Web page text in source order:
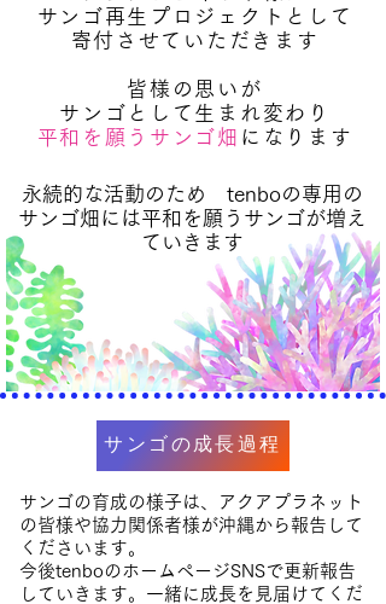
サンゴ再生プロジェクトとして
寄付させていただきます
皆様の思いが
サンゴとして生まれ変わり
平和を願うサンゴ畑 になります
永続的な活動のため tenboの専用の
サンゴ畑には平和を願うサンゴが増え
ていきます
サンゴの成長過程
サンゴの育成の様子は、アクアプラネット
の皆様や協力関係者様が沖縄から報告して
くださいます。
今後tenboのホームページSNSで更新報告
していきます。一緒に成長を見届けてくだ